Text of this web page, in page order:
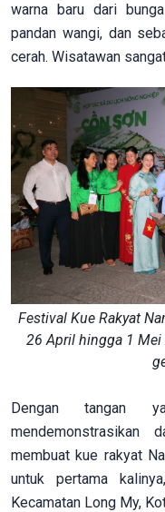
warna baru dari
pandan wangi, dan
cerah. Wisatawan
Festival Kue Rakyat
26 April hingga 1
Dengan tangan
mendemonstrasikan
membuat kue rakyat
untuk pertama
Kecamatan Long My,